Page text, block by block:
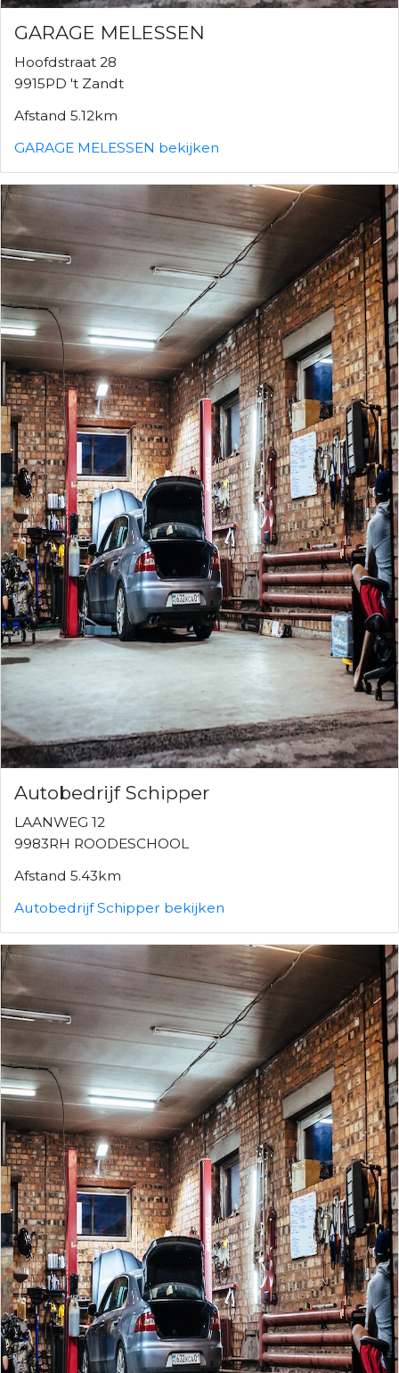
GARAGE MELESSEN
Hoofdstraat 28
9915PD 't Zandt
Afstand 5.12km
GARAGE MELESSEN bekijken
Autobedrijf Schipper
LAANWEG 12
9983RH ROODESCHOOL
Afstand 5.43km
Autobedrijf Schipper bekijken